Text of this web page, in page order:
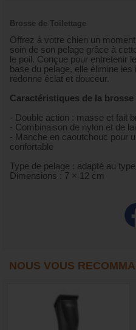
Brosse de Toilettage
Offrez à votre chien un
soin de son pelage grâce à
le poil. Conçue pour entretenir
base du pelage, elle élimine
redonne éclat et douceur.
Caractéristiques de la brosse
- Double action : masse et fait
- Combinaison de nylon et de
- Manche en caoutchouc pour
confortable
Type de pelage : adapté au
Dimensions : 7 × 12 cm
NOUS VOUS